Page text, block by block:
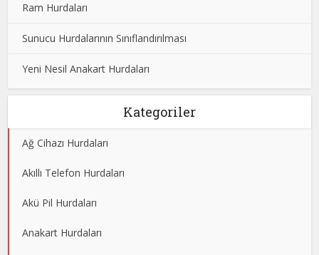
Ram Hurdaları
Sunucu Hurdalarının Sınıflandırılması
Yeni Nesil Anakart Hurdaları
Kategoriler
Ağ Cihazı Hurdaları
Akıllı Telefon Hurdaları
Akü Pil Hurdaları
Anakart Hurdaları